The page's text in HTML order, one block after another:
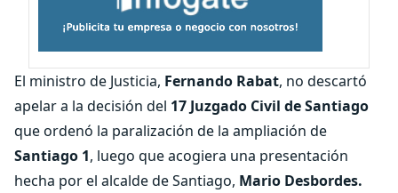
El ministro de Justicia, Fernando Rabat, no descartó
apelar a la decisión del 17 Juzgado Civil de Santiago
que ordenó la paralización de la ampliación de
Santiago 1, luego que acogiera una presentación
hecha por el alcalde de Santiago, Mario Desbordes.